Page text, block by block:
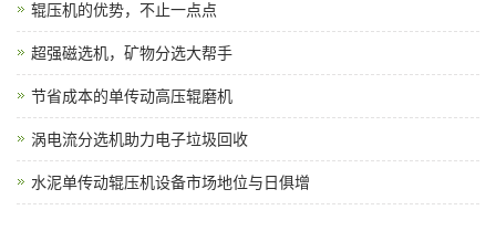
辊压机的优势，不止一点点
超强磁选机，矿物分选大帮手
节省成本的单传动高压辊磨机
涡电流分选机助力电子垃圾回收
水泥单传动辊压机设备市场地位与日俱增